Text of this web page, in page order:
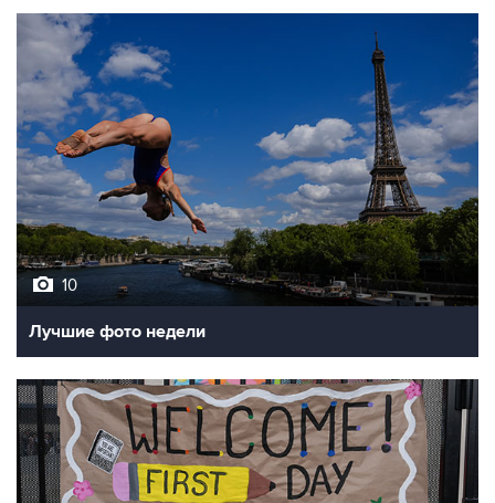
10
Лучшие фото недели